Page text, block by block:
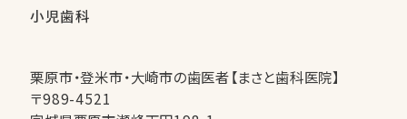
小児歯科
栗原市・登米市・大崎市の歯医者【まさと歯科医院】
〒989-4521